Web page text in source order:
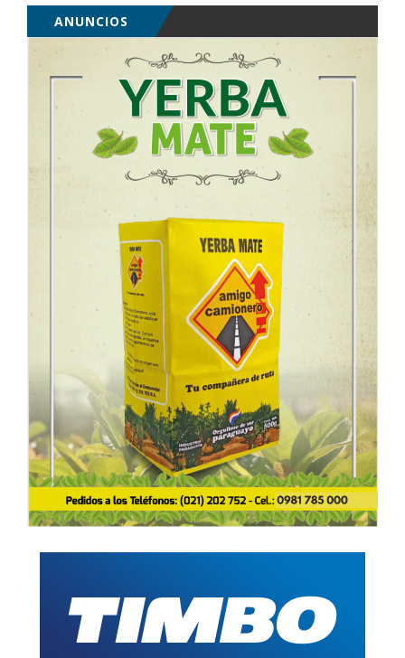
ANUNCIOS